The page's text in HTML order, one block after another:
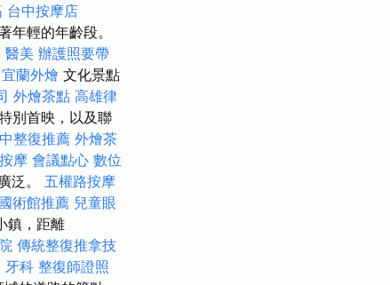
台中按摩店
年輕的年齡段。
醫美 辦護照要帶
宜蘭外燴 文化景點
外燴茶點 高雄律
別首映，以及聯
整復推薦 外燴茶
摩 會議點心 數位
泛。 五權路按摩
術館推薦 兒童眼
鎮，距離
傳統整復推拿技
牙科 整復師證照